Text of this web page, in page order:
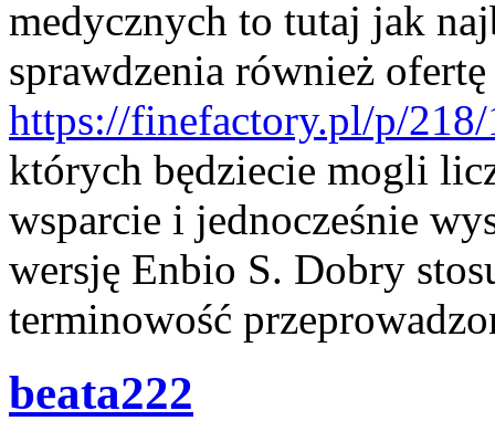
medycznych to tutaj jak
sprawdzenia również
https://finefactory.pl/p/
których będziecie mogli
wsparcie i jednocześnie
wersję Enbio S. Dobry
terminowość
beata222